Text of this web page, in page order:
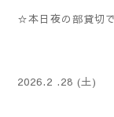
☆本日夜の部貸切
2026.2 .28 (土)